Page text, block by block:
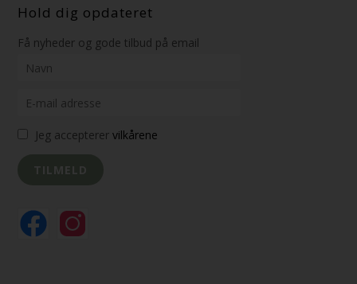
Hold dig opdateret
Få nyheder og gode tilbud på email
Jeg accepterervilkårene